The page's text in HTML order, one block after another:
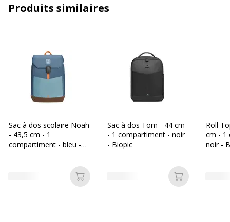
Quantité incluse
Données d'identification
Données d'identification
Marque EASTPAK
Dimensions et poids
Produits similaires
Sac à dos scolaire Noah
- 43,5 cm - 1
compartiment - bleu -
Ajouter au panier
Sac à dos Tom - 44 cm
- 1 compartiment - noir
- Biopic
Ajouter au
Roll
cm - 1
noir -